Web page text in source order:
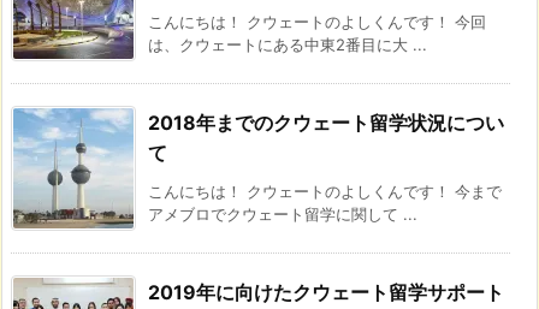
こんにちは！ クウェートのよしくんです！ 今回
は、クウェートにある中東2番目に大 ...
2018年までのクウェート留学状況につい
て
こんにちは！ クウェートのよしくんです！ 今まで
アメブロでクウェート留学に関して ...
2019年に向けたクウェート留学サポート